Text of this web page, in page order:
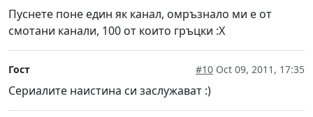
Пуснете поне един як канал, омръзнало ми е от
смотани канали, 100 от които гръцки :X
Гост #10 Oct 09, 2011, 17:35
Сериалите наистина си заслужават :)